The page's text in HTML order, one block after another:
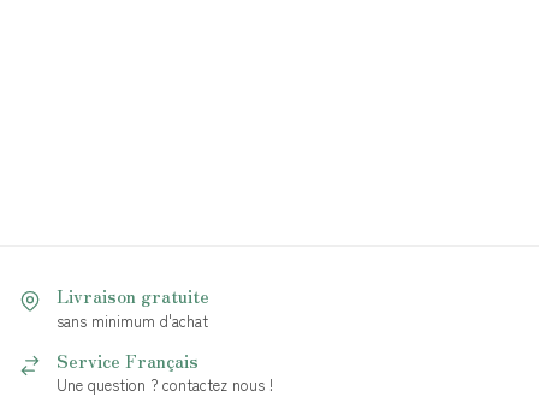
Livraison gratuite
sans minimum d'achat
Service Français
Une question ? contactez nous !